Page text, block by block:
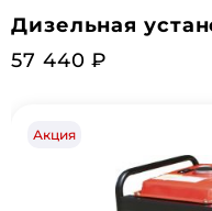
Дизельная
57 440 ₽
Акция